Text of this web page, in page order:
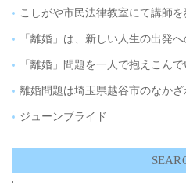
こしがや市民法律教室にて講師を
「離婚」は、新しい人生の出発
「離婚」問題を一人で抱えこんで
離婚問題は埼玉県越谷市のなか
ジューンブライド